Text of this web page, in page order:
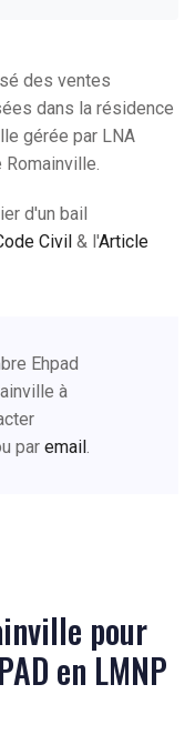
des ventes
dans la résidence
gérée par LNA
d'un bail
Civil & l'Article
Ehpad
à
par email .
pour
en LMNP